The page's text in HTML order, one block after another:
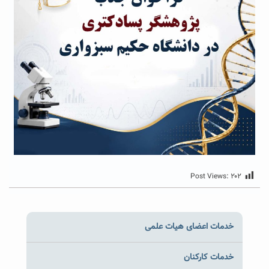
Post Views: ۲۰۲
خدمات اعضای هیات علمی
خدمات کارکنان